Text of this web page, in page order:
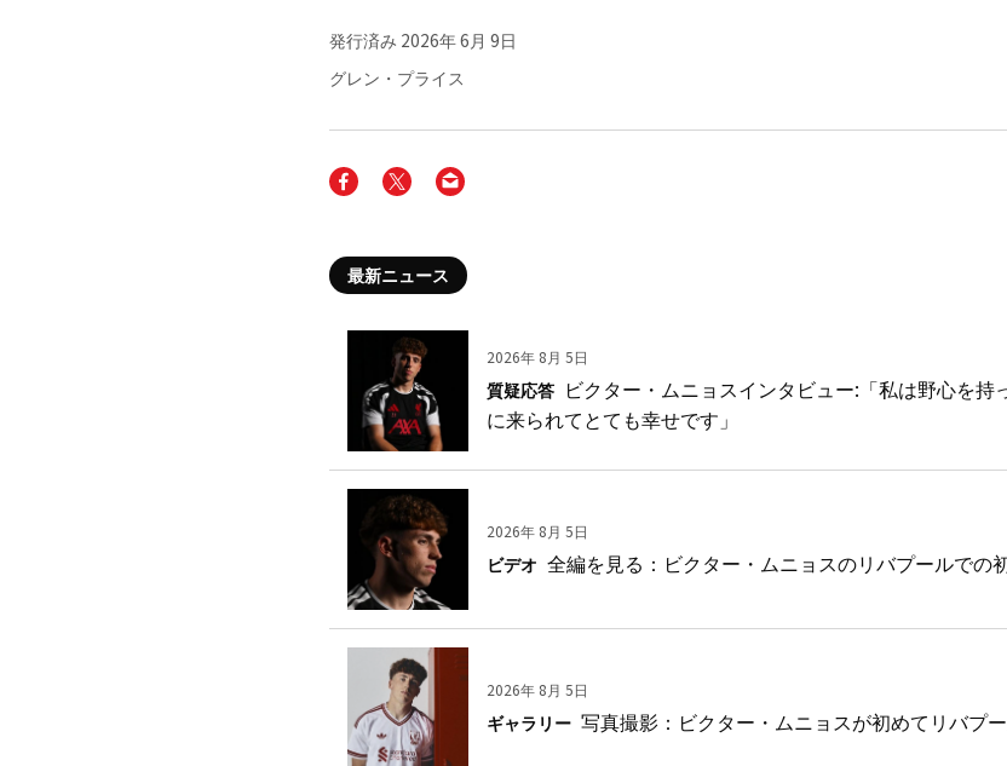
発行済み 2026年 6月 9日
グレン・プライス
最新ニュース
2026年 8月 5日
質疑応答 ビクター・ムニョスインタビュー:「私は野心を持
に来られてとても幸せです」
2026年 8月 5日
ビデオ 全編を見る：ビクター・ムニョスのリバプールでの
2026年 8月 5日
ギャラリー 写真撮影：ビクター・ムニョスが初めてリバプ